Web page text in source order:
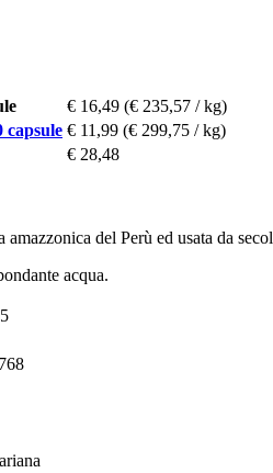
€ 16,49 (€ 235,57 / kg)
capsule € 11,99 (€ 299,75 / kg)
€ 28,48
amazzonica del Perù ed usata da
acqua.